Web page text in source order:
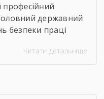
професійний
державний
безпеки праці
Читати детальніше